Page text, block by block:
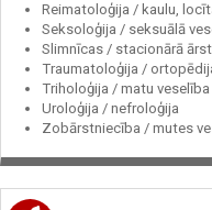
Reimatoloģija / kaulu,
Seksoloģija / seksuālā
Slimnīcas / stacionārā
Traumatoloģija /
Triholoģija / matu veselība
Uroloģija / nefroloģija
Zobārstniecība / mutes